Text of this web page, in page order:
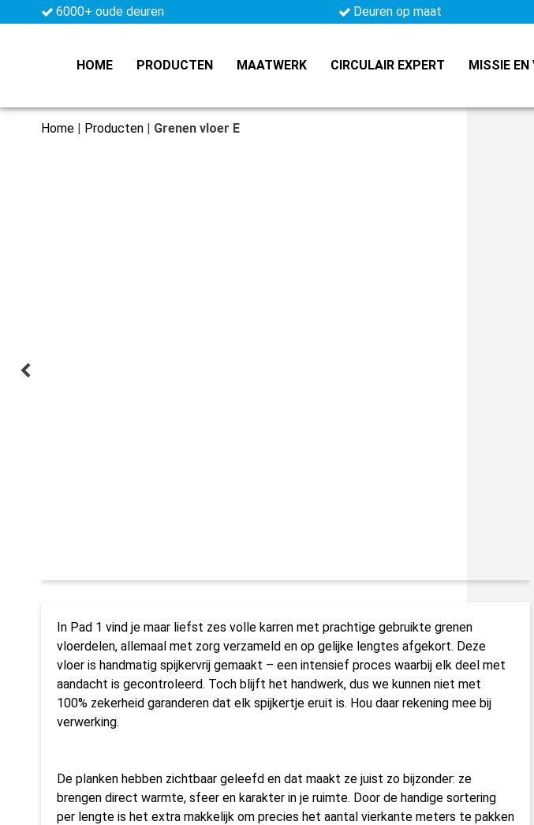
6000+ oude deuren Deuren op maat
HOME PRODUCTEN MAATWERK CIRCULAIR EXPERT MISSIE EN
Home | Producten | Grenen vloer E
In Pad 1 vind je maar liefst zes volle karren met prachtige gebruikte grenen
vloerdelen, allemaal met zorg verzameld en op gelijke lengtes afgekort. Deze
vloer is handmatig spijkervrij gemaakt – een intensief proces waarbij elk deel met
aandacht is gecontroleerd. Toch blijft het handwerk, dus we kunnen niet met
100% zekerheid garanderen dat elk spijkertje eruit is. Hou daar rekening mee bij
verwerking.
De planken hebben zichtbaar geleefd en dat maakt ze juist zo bijzonder: ze
brengen direct warmte, sfeer en karakter in je ruimte. Door de handige sortering
per lengte is het extra makkelijk om precies het aantal vierkante meters te pakken